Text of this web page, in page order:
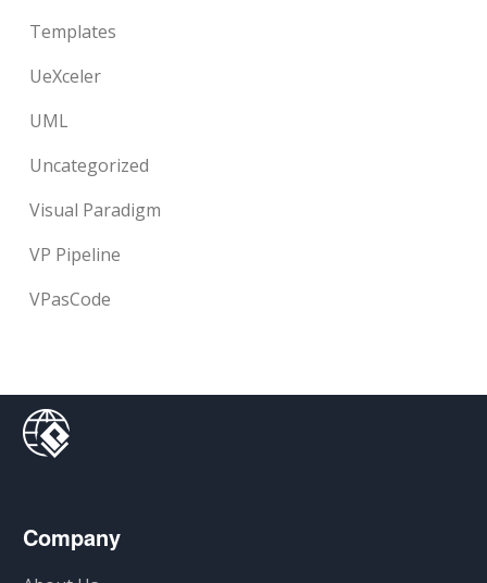
Templates
UeXceler
UML
Uncategorized
Visual Paradigm
VP Pipeline
VPasCode
Company